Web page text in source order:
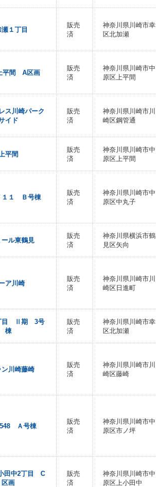
１丁目
販売
済
神奈川県川崎市幸
区北加瀬
間 A区画
販売
済
神奈川県川崎市中
原区上平間
ス川崎パーク
イド
販売
済
神奈川県川崎市川
崎区鋼管通
平間
販売
済
神奈川県川崎市中
原区上平間
１１ Ｂ号棟
販売
済
神奈川県川崎市中
原区中丸子
ール東鶴見
販売
済
神奈川県横浜市鶴
見区矢向
ア川崎
販売
済
神奈川県川崎市川
崎区日進町
目 Ⅱ期 3号
棟
販売
済
神奈川県川崎市幸
区北加瀬
ン川崎藤崎
販売
済
神奈川県川崎市川
崎区藤崎
Ａ号棟
販売
済
神奈川県川崎市中
原区市ノ坪
田中2丁目 C
区画
販売
済
神奈川県川崎市中
原区上小田中